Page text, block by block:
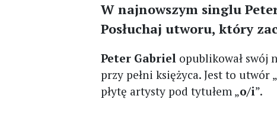
W najnowszym singlu
Posłuchaj utworu, który
Peter Gabriel opublikował swój
przy pełni księżyca. Jest to utwór
płytę artysty pod tytułem „o/i”.